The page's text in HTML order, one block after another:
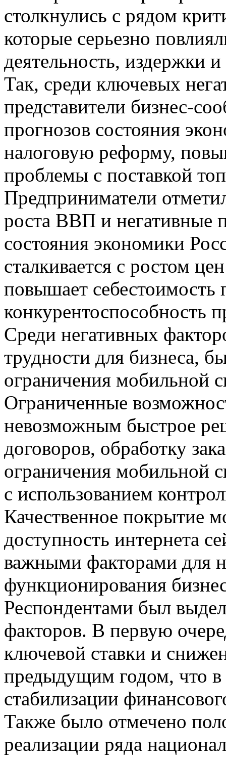
столкнулись с рядом
которые серьезно
деятельность, издержки
Так, среди ключевых
представители бизнес-
прогнозов состояния
налоговую реформу,
проблемы с поставкой
Предприниматели
роста ВВП и негативные
состояния экономики
сталкивается с ростом
повышает
конкурентоспособность
Среди негативных
трудности для бизнеса,
ограничения мобильной
Ограниченные
невозможным быстрое
договоров, обработку
ограничения мобильной
с использованием
Качественное покрытие
доступность интернета
важными факторами для
функционирования
Респондентами был
факторов. В первую
ключевой ставки и
предыдущим годом, что в
стабилизации
Также было отмечено
реализации ряда